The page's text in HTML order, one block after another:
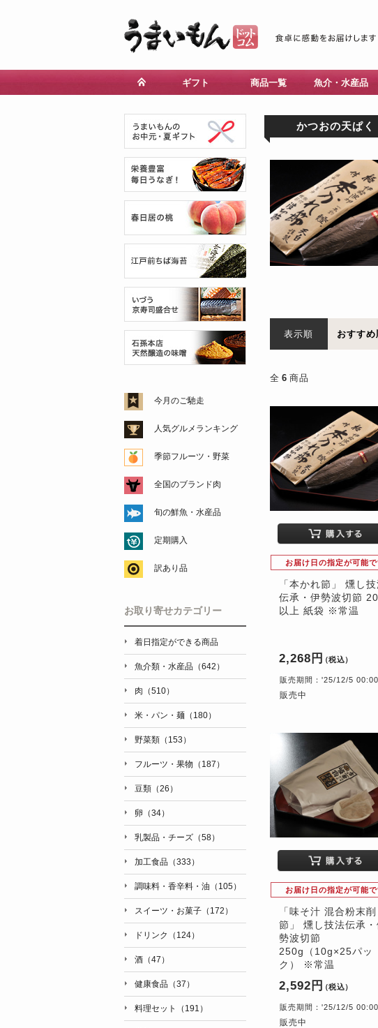
ギフト 商品一覧 魚介・水産品
かつおの天ぱく
表示順 おすすめ
全 6 商品
お届け日の指定が可能で
「本かれ節」 燻し
伝承・伊勢波切節
以上 紙袋 ※常温
2,268円（税込）
販売期間：'25/12/5
販売中
お届け日の指定が可能で
「味そ汁 混合粉末削
節」 燻し技法伝承・
勢波切節
250g（10g×25パッ
ク） ※常温
2,592円（税込）
販売期間：'25/12/5
販売中
今月のご馳走
人気グルメランキング
季節フルーツ・野菜
全国のブランド肉
旬の鮮魚・水産品
定期購入
訳あり品
お取り寄せカテゴリー
着日指定ができる商品
魚介類・水産品（642）
肉（510）
米・パン・麺（180）
野菜類（153）
フルーツ・果物（187）
豆類（26）
卵（34）
乳製品・チーズ（58）
加工食品（333）
調味料・香辛料・油（105）
スイーツ・お菓子（172）
ドリンク（124）
酒（47）
健康食品（37）
料理セット（191）